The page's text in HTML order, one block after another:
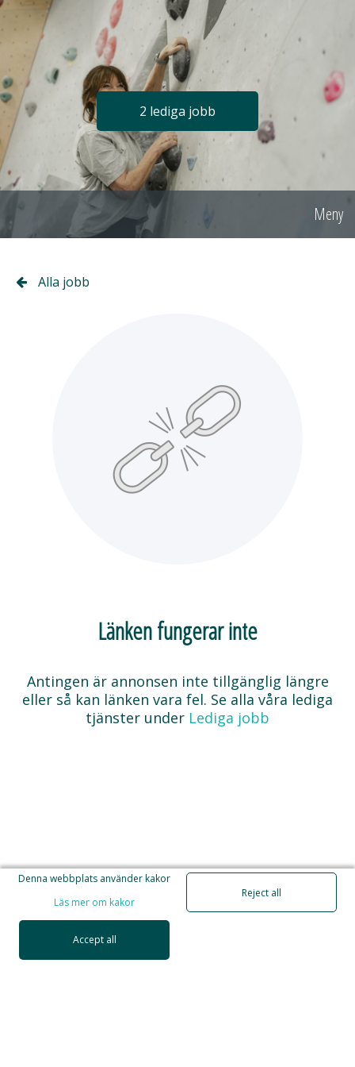
2 lediga jobb
Meny
Alla jobb
Länken fungerar inte
Antingen är annonsen inte tillgänglig längre
eller så kan länken vara fel. Se alla våra lediga
tjänster under Lediga jobb
Denna webbplats använder kakor
Läs mer om kakor
Accept all
Reject all